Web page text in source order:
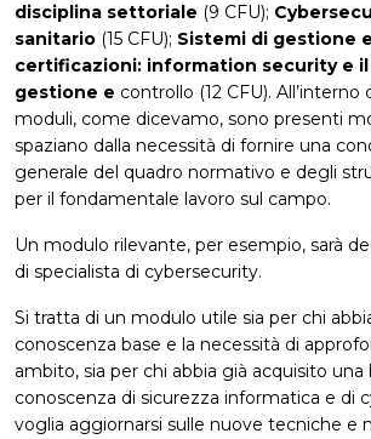
disciplina settoriale (9 CFU);
sanitario (15 CFU); Sistemi di gestione
certificazioni: information security e
gestione e controllo (12 CFU). All’interno
moduli, come dicevamo, sono presenti
spaziano dalla necessità di fornire una
generale del quadro normativo e degli
per il fondamentale lavoro sul campo.
Un modulo rilevante, per esempio, sarà
di specialista di cybersecurity.
Si tratta di un modulo utile sia per chi
conoscenza base e la necessità di
ambito, sia per chi abbia già acquisito una
conoscenza di sicurezza informatica e di
voglia aggiornarsi sulle nuove tecniche e